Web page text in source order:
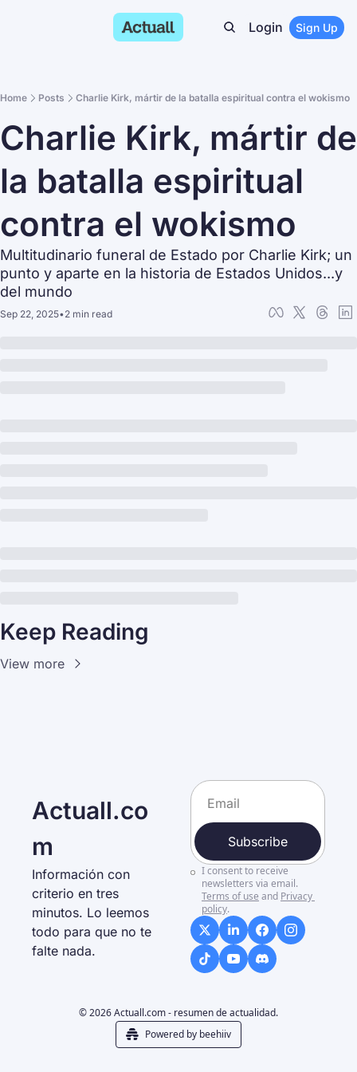
Login Sign Up
Home Posts Charlie Kirk, mártir de la batalla espiritual contra el wokismo
Charlie Kirk, mártir de
la batalla espiritual
contra el wokismo
Multitudinario funeral de Estado por Charlie Kirk; un
punto y aparte en la historia de Estados Unidos...y
del mundo
Sep 22, 2025•2 min read
Keep Reading
View more
Actuall.co
m
Información con
criterio en tres
minutos. Lo leemos
todo para que no te
falte nada.
Subscribe
I consent to receive
newsletters via email.
Terms of use and Privacy
policy.
© 2026 Actuall.com - resumen de actualidad.
Powered by beehiiv